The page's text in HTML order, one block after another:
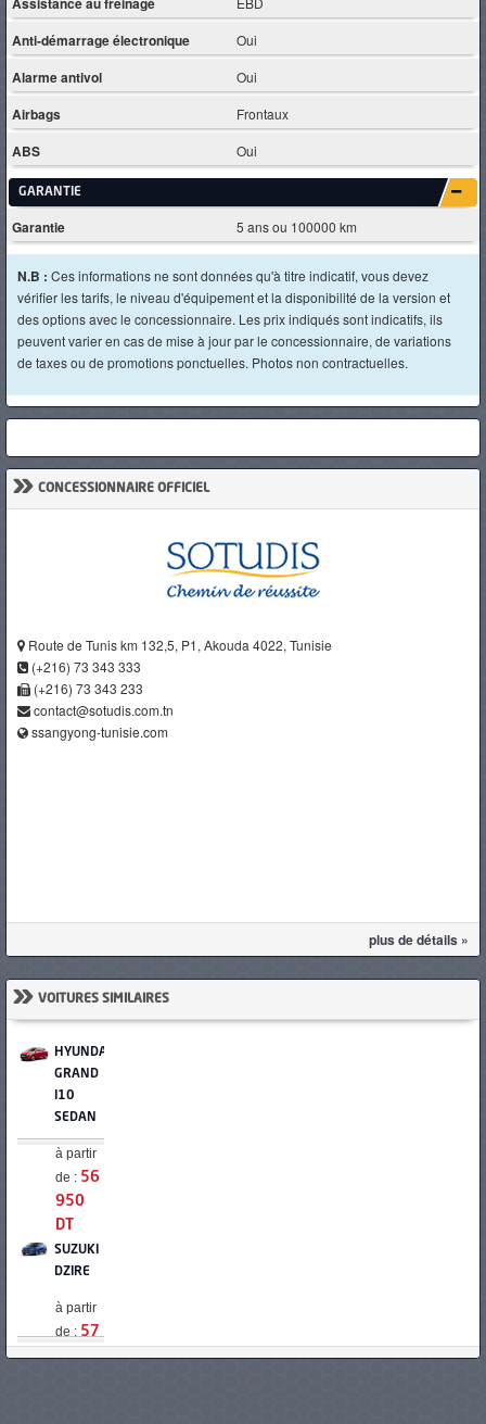
Anti-démarrage électronique Oui
Alarme antivol Oui
Airbags Frontaux
ABS Oui
GARANTIE
Garantie 5 ans ou 100000 km
N.B : Ces informations ne sont données qu'à titre indicatif, vous devez
vérifier les tarifs, le niveau d'équipement et la disponibilité de la version et
des options avec le concessionnaire. Les prix indiqués sont indicatifs, ils
peuvent varier en cas de mise à jour par le concessionnaire, de variations
de taxes ou de promotions ponctuelles. Photos non contractuelles.
» CONCESSIONNAIRE OFFICIEL
Route de Tunis km 132,5, P1, Akouda 4022, Tunisie
(+216) 73 343 333
(+216) 73 343 233
contact@sotudis.com.tn
ssangyong-tunisie.com
plus de détails »
» VOITURES SIMILAIRES
HYUNDAI
GRAND
I10
SEDAN
à partir
de : 56
950
DT
SUZUKI
DZIRE
à partir
de : 57
900